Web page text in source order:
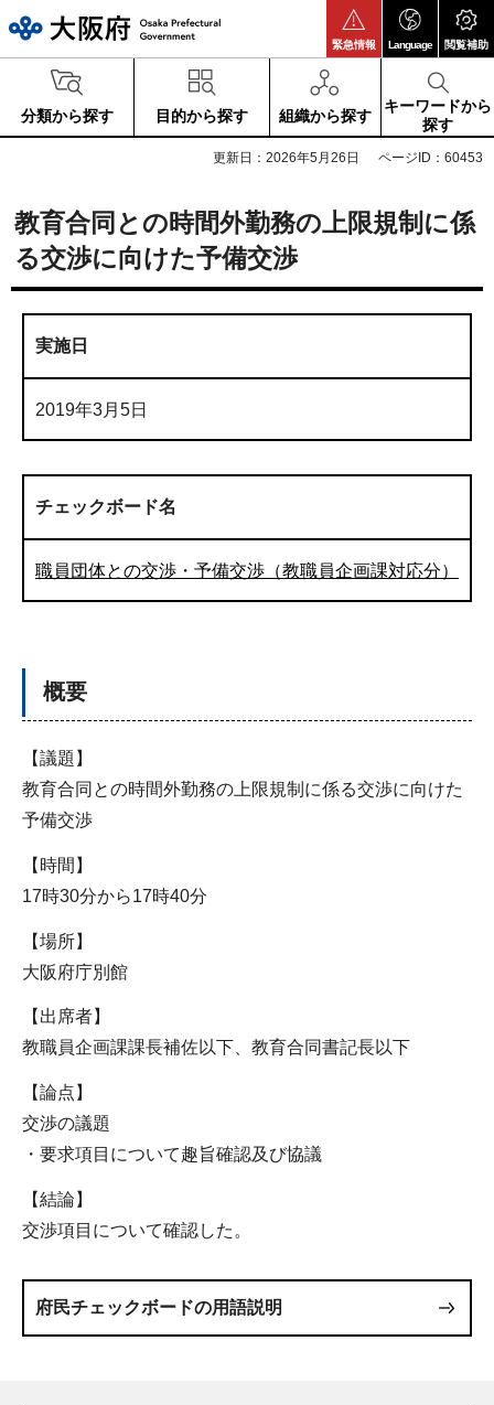
緊急情報 Language 閲覧補助
分類から探す 目的から探す 組織から探す
キーワードから
探す
更新日：2026年5月26日 ページID：60453
教育合同との時間外勤務の上限規制に係
る交渉に向けた予備交渉
実施日
2019年3月5日
チェックボード名
職員団体との交渉・予備交渉（教職員企画課対応分）
概要
【議題】
教育合同との時間外勤務の上限規制に係る交渉に向けた
予備交渉
【時間】
17時30分から17時40分
【場所】
大阪府庁別館
【出席者】
教職員企画課課長補佐以下、教育合同書記長以下
【論点】
交渉の議題
・要求項目について趣旨確認及び協議
【結論】
交渉項目について確認した。
府民チェックボードの用語説明